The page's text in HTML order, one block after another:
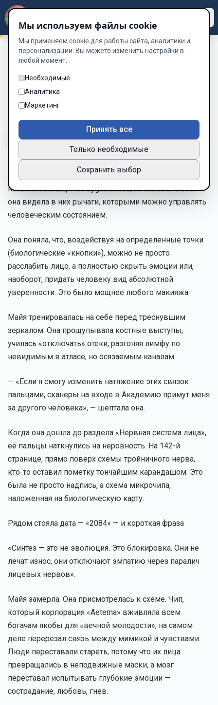
«Сенсорный код: Пробуждение плоти»
Архитектура лица
Глава 3: Архитектура лица
Глава 3 из 19
A-
Майя погрузилась в чтение. Она не просто учила
названия мышц — m. zygomaticus, m. orbicularis oculi —
она видела в них рычаги, которыми можно управлять
человеческим состоянием.
Она поняла, что, воздействуя на определенные точки
(биологические «кнопки»), можно не просто
расслабить лицо, а полностью скрыть эмоции или,
наоборот, придать человеку вид абсолютной
уверенности. Это было мощнее любого макияжа.
Майя тренировалась на себе перед треснувшим
зеркалом. Она прощупывала костные выступы,
училась «отключать» отеки, разгоняя лимфу по
невидимым в атласе, но осязаемым каналам.
— «Если я смогу изменить натяжение этих связок
пальцами, сканеры на входе в Академию примут меня
за другого человека», — шептала она.
Когда она дошла до раздела «Нервная система лица»,
её пальцы наткнулись на неровность. На 142-й
странице, прямо поверх схемы тройничного нерва,
кто-то оставил пометку тончайшим карандашом. Это
была не просто надпись, а схема микрочипа,
наложенная на биологическую карту.
Рядом стояла дата — «2084» — и короткая фраза
«Синтез — это не эволюция. Это блокировка. Они не
лечат износ, они отключают эмпатию через паралич
лицевых нервов».
Майя замерла. Она присмотрелась к схеме. Чип,
который корпорация «Aeterna» вживляла всем
богачам якобы для «вечной молодости», на самом
деле перерезал связь между мимикой и чувствами.
Люди переставали стареть, потому что их лица
превращались в неподвижные маски, а мозг
переставал испытывать глубокие эмоции —
сострадание, любовь, гнев.
Мы используем файлы cookie
Мы применяем cookie для работы сайта, аналитики и
персонализации. Вы можете изменить настройки в
любой момент.
Необходимые
Аналитика
Маркетинг
Принять все
Только необходимые
Сохранить выбор